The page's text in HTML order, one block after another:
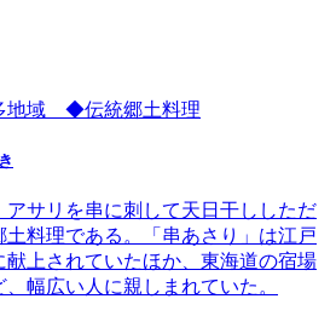
地域 ◆伝統郷土料理
アサリを串に刺して天日干ししただ
土料理である。「串あさり」は江戸
献上されていたほか、東海道の宿場
幅広い人に親しまれていた。